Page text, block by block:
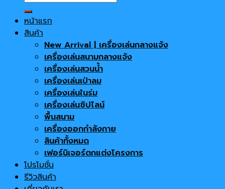
for:
หน้าแรก
สินค้า
New Arrival | เครื่องเล่นกลางแจ้ง
เครื่องเล่นสนามกลางแจ้ง
เครื่องเล่นสวนน้ำ
เครื่องเล่นเป่าลม
เครื่องเล่นในร่ม
เครื่องเล่นซิปไลน์
พื้นสนาม
เครื่องออกกำลังกาย
สินค้าทั้งหมด
เฟอร์นิเจอร์ตกแต่งโครงการ
โปรโมชั่น
รีวิวสินค้า